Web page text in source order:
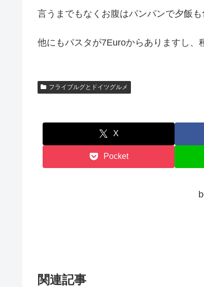
言うまでもなくお腹はパンパンで夕飯
他にもパスタが7Euroからありますし、
フライブルグとドイツグルメ
X
Pocket
関連記事